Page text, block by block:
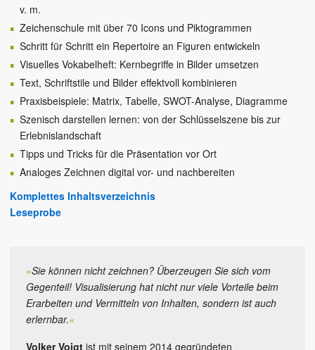
v. m.
Zeichenschule mit über 70 Icons und Piktogrammen
Schritt für Schritt ein Repertoire an Figuren entwickeln
Visuelles Vokabelheft: Kernbegriffe in Bilder umsetzen
Text, Schriftstile und Bilder effektvoll kombinieren
Praxisbeispiele: Matrix, Tabelle, SWOT-Analyse, Diagramme
Szenisch darstellen lernen: von der Schlüsselszene bis zur
Erlebnislandschaft
Tipps und Tricks für die Präsentation vor Ort
Analoges Zeichnen digital vor- und nachbereiten
Komplettes Inhaltsverzeichnis
Leseprobe
»Sie können nicht zeichnen? Überzeugen Sie sich vom
Gegenteil! Visualisierung hat nicht nur viele Vorteile beim
Erarbeiten und Vermitteln von Inhalten, sondern ist auch
erlernbar.«
Volker Voigt ist mit seinem 2014 gegründeten